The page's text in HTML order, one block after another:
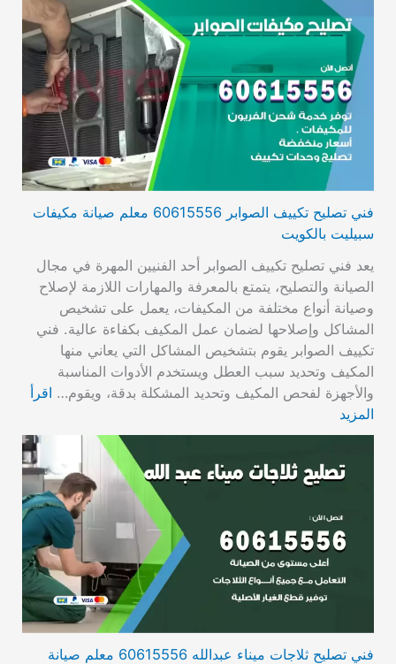
فني تصليح تكييف الصوابر 60615556 معلم صيانة مكيفات
سبيليت بالكويت
يعد فني تصليح تكييف الصوابر أحد الفنيين المهرة في مجال
الصيانة والتصليح، يتمتع بالمعرفة والمهارات اللازمة لإصلاح
وصيانة أنواع مختلفة من المكيفات، يعمل على تشخيص
المشاكل وإصلاحها لضمان عمل المكيف بكفاءة عالية. فني
تكييف الصوابر يقوم بتشخيص المشاكل التي يعاني منها
المكيف وتحديد سبب العطل ويستخدم الأدوات المناسبة
والأجهزة لفحص المكيف وتحديد المشكلة بدقة، ويقوم… اقرأ
المزيد
فني تصليح ثلاجات ميناء عبدالله 60615556 معلم صيانة